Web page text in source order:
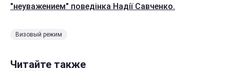
"неуважением" поведінка Надії Савченко.
Визовый режим
Читайте также